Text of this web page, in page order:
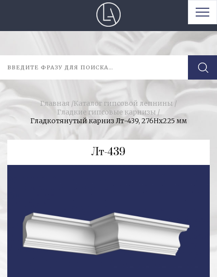
Главная /Каталог гипсовой лепнины /
Гладкие гипсовые карнизы /
Гладкотянутый карниз Лт-439, 276Hx225 мм
Лт-439